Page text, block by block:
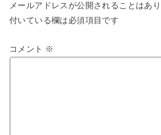
メールアドレスが公開されることはあり
付いている欄は必須項目です
コメント ※